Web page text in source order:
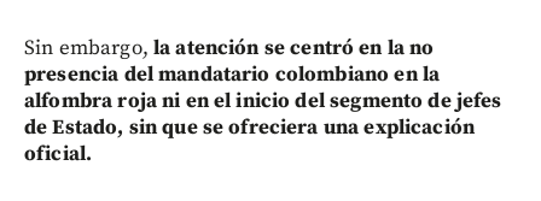
Sin embargo, la atención se centró en la no
presencia del mandatario colombiano en la
alfombra roja ni en el inicio del segmento de jefes
de Estado, sin que se ofreciera una explicación
oficial.